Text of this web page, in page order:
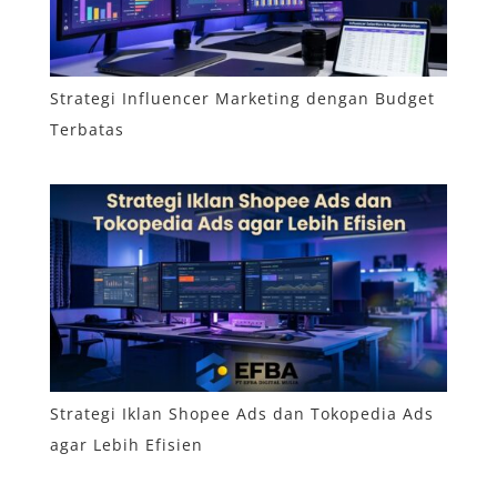
Strategi Influencer Marketing dengan Budget
Terbatas
Strategi Iklan Shopee Ads dan Tokopedia Ads
agar Lebih Efisien